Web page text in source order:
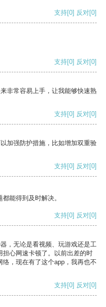
支持[0] 反对[0]
支持[0] 反对[0]
非常容易上手，让我能够快速熟
支持[0] 反对[0]
加强防护措施，比如增加双重验
支持[0] 反对[0]
能得到及时解决。
支持[0] 反对[0]
，无论是看视频、玩游戏还是工
心网速卡顿了。以前出差的时
，现在有了这个app，我再也不
支持[0] 反对[0]